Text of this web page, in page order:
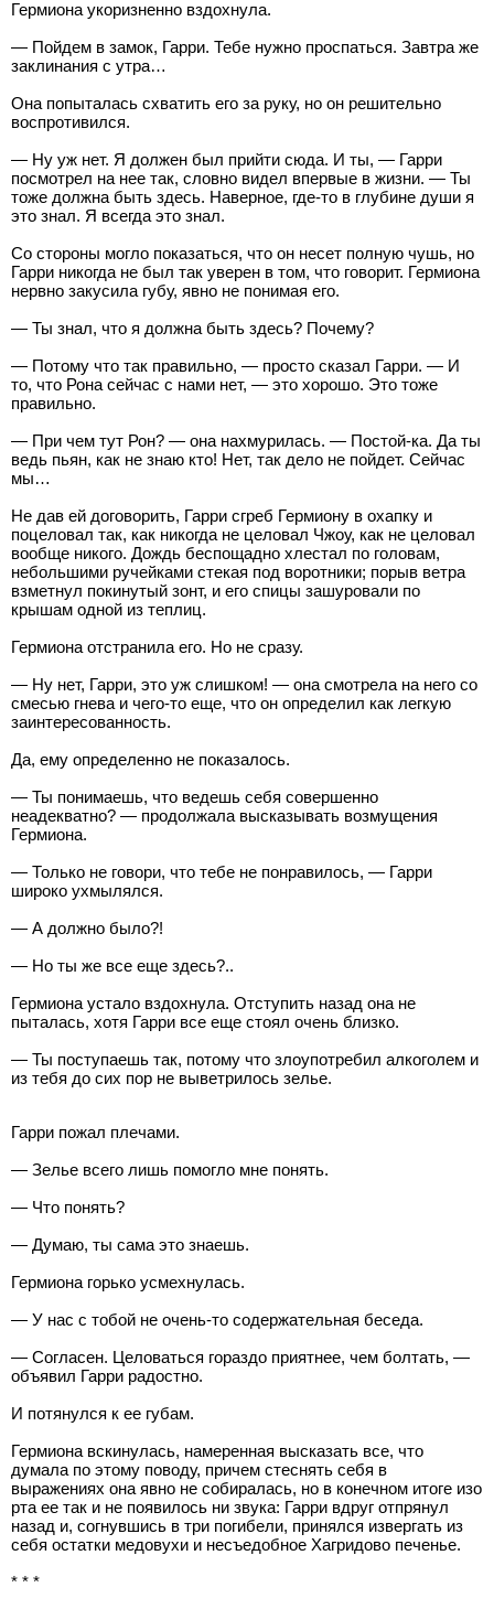
Гермиона укоризненно вздохнула.
— Пойдем в замок, Гарри. Тебе нужно проспаться. Завтра же
заклинания с утра…
Она попыталась схватить его за руку, но он решительно
воспротивился.
— Ну уж нет. Я должен был прийти сюда. И ты, — Гарри
посмотрел на нее так, словно видел впервые в жизни. — Ты
тоже должна быть здесь. Наверное, где-то в глубине души я
это знал. Я всегда это знал.
Со стороны могло показаться, что он несет полную чушь, но
Гарри никогда не был так уверен в том, что говорит. Гермиона
нервно закусила губу, явно не понимая его.
— Ты знал, что я должна быть здесь? Почему?
— Потому что так правильно, — просто сказал Гарри. — И
то, что Рона сейчас с нами нет, — это хорошо. Это тоже
правильно.
— При чем тут Рон? — она нахмурилась. — Постой-ка. Да ты
ведь пьян, как не знаю кто! Нет, так дело не пойдет. Сейчас
мы…
Не дав ей договорить, Гарри сгреб Гермиону в охапку и
поцеловал так, как никогда не целовал Чжоу, как не целовал
вообще никого. Дождь беспощадно хлестал по головам,
небольшими ручейками стекая под воротники; порыв ветра
взметнул покинутый зонт, и его спицы зашуровали по
крышам одной из теплиц.
Гермиона отстранила его. Но не сразу.
— Ну нет, Гарри, это уж слишком! — она смотрела на него со
смесью гнева и чего-то еще, что он определил как легкую
заинтересованность.
Да, ему определенно не показалось.
— Ты понимаешь, что ведешь себя совершенно
неадекватно? — продолжала высказывать возмущения
Гермиона.
— Только не говори, что тебе не понравилось, — Гарри
широко ухмылялся.
— А должно было?!
— Но ты же все еще здесь?..
Гермиона устало вздохнула. Отступить назад она не
пыталась, хотя Гарри все еще стоял очень близко.
— Ты поступаешь так, потому что злоупотребил алкоголем и
из тебя до сих пор не выветрилось зелье.
Гарри пожал плечами.
— Зелье всего лишь помогло мне понять.
— Что понять?
— Думаю, ты сама это знаешь.
Гермиона горько усмехнулась.
— У нас с тобой не очень-то содержательная беседа.
— Согласен. Целоваться гораздо приятнее, чем болтать, —
объявил Гарри радостно.
И потянулся к ее губам.
Гермиона вскинулась, намеренная высказать все, что
думала по этому поводу, причем стеснять себя в
выражениях она явно не собиралась, но в конечном итоге изо
рта ее так и не появилось ни звука: Гарри вдруг отпрянул
назад и, согнувшись в три погибели, принялся извергать из
себя остатки медовухи и несъедобное Хагридово печенье.
* * *